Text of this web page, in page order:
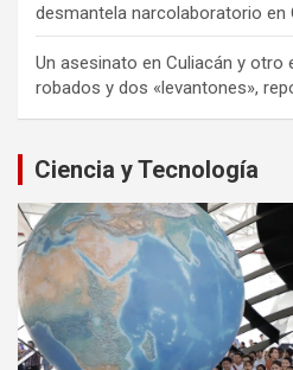
desmantela narcolaboratorio en
Un asesinato en Culiacán y otro
robados y dos «levantones»,
Ciencia y Tecnología